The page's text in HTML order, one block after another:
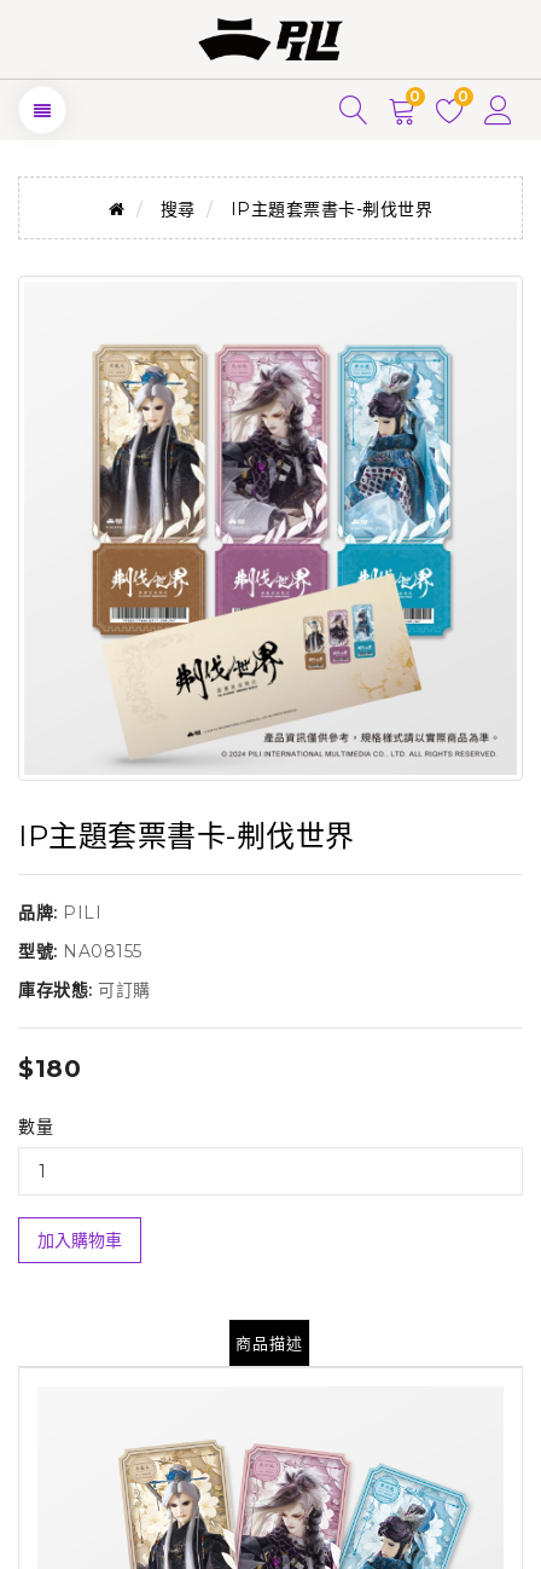
0 0
搜尋 IP主題套票書卡-刜伐世界
IP主題套票書卡-刜伐世界
品牌: PILI
型號: NA08155
庫存狀態: 可訂購
$180
數量
加入購物車
商品描述